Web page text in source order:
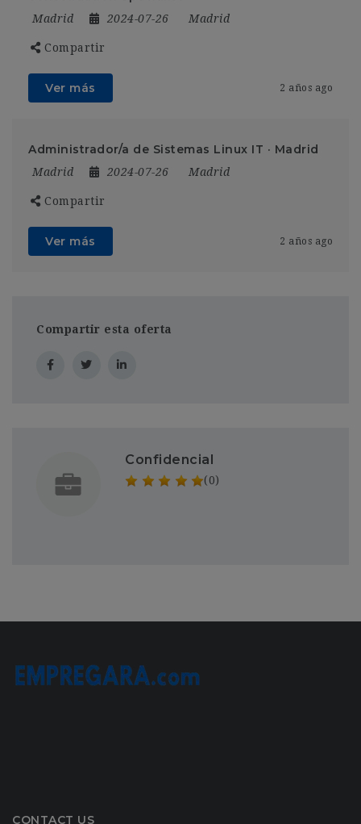
Madrid 2024-07-26 Madrid
Compartir
Ver más 2 años ago
Administrador/a de Sistemas Linux IT · Madrid
Madrid 2024-07-26 Madrid
Compartir
Ver más 2 años ago
Compartir esta oferta
Confidencial
(0)
CONTACT US